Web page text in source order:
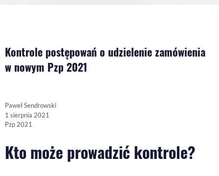
Kontrole postępowań o udzielenie zamówienia
w nowym Pzp 2021
Paweł Sendrowski
1 sierpnia 2021
Pzp 2021
Kto może prowadzić kontrole?